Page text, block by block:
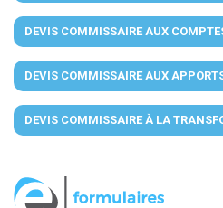
DEVIS COMMISSAIRE AUX
DEVIS COMMISSAIRE AUX
DEVIS COMMISSAIRE À LA